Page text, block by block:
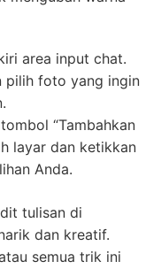
area input chat.
pilih foto yang ingin
“Tambahkan
layar dan ketikkan
Anda.
tulisan di
dan kreatif.
semua trik ini